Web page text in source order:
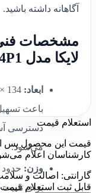
آگاهانه داشته باشید.
مشخصات فنی
لایکا مدل L4P1
ابعاد:
باعث
دسترسی
می‌شود.
وزن:
برای
استعلام قیمت
قیمت این محصول پس
کارشناسان اعلام
گارانتی: اصالت و
قابل ثبت استعلام قیمت